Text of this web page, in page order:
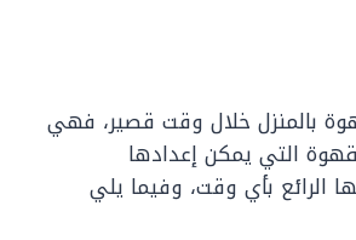
بالمنزل خلال وقت قصير، فهي
التي يمكن إعدادها
الرائع بأي وقت، وفيما يلي